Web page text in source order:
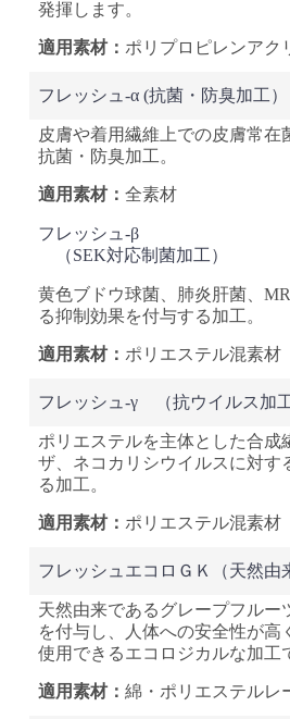
発揮します。
ポリプロピレンアク
フレッシュ-α (抗菌・防臭加工）
皮膚や着用繊維上での皮膚常在
抗菌・防臭加工。
全素材
フレッシュ-β
（SEK対応制菌加工）
黄色ブドウ球菌、肺炎肝菌、
る抑制効果を付与する加工。
ポリエステル混素材
フレッシュ-γ （抗ウイルス加工
ポリエステルを主体とした合成
ザ、ネコカリシウイルスに対す
る加工。
ポリエステル混素材
フレッシュエコロＧＫ （天然由
天然由来であるグレープフルー
を付与し、人体への安全性が高
使用できるエコロジカルな加
綿・ポリエステルレ